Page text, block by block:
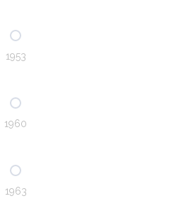
1953
1960
1963